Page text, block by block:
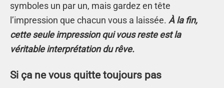
symboles un par un, mais gardez en tête
l’impression que chacun vous a laissée. À la fin,
cette seule impression qui vous reste est la
véritable interprétation du rêve.
Si ça ne vous quitte toujours pas